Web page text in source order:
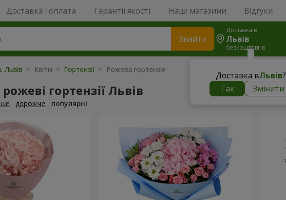
Доставка і оплата Гарантії якості Наші магазини Відгуки
Знайти
Доставка в
Львів
безкоштовно
Доставка вЛьвів?
Так
Змінити
Львів > Квіти > Гортензії > Рожева гортензія
гортензії Львів
дорожче популярні